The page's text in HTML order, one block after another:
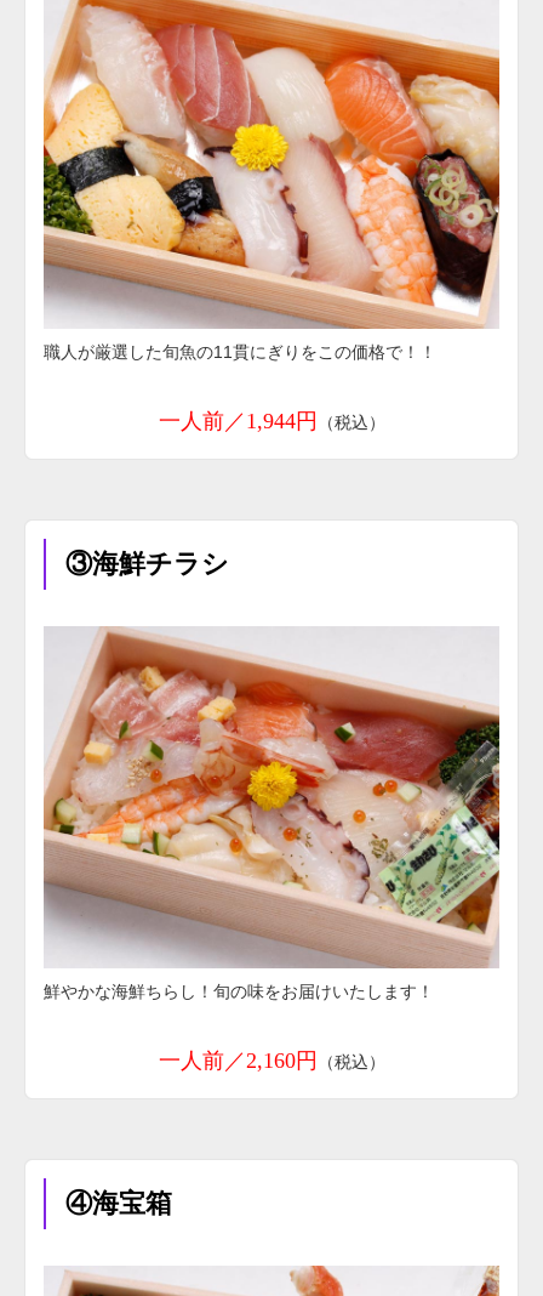
職人が厳選した旬魚の11貫にぎりをこの価格で！！
一人前／1,944円 （税込）
③海鮮チラシ
鮮やかな海鮮ちらし！旬の味をお届けいたします！
一人前／2,160円 （税込）
④海宝箱